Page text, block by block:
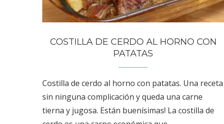
COSTILLA DE CERDO AL HORNO CON
PATATAS
Costilla de cerdo al horno con patatas. Una receta
sin ninguna complicación y queda una carne
tierna y jugosa. Están buenísimas! La costilla de